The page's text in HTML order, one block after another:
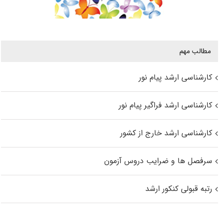
مطالب مهم
کارشناسی ارشد پیام نور
کارشناسی ارشد فراگیر پیام نور
کارشناسی ارشد خارج از کشور
سرفصل ها و ضرایب دروس آزمون
رتبه قبولی کنکور ارشد